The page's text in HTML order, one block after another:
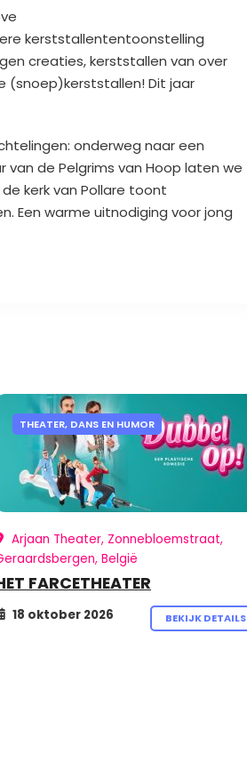
kerststallententoonstelling
creaties, kerststallen van over
(snoep)kerststallen! Dit jaar
onderweg naar een
van de Pelgrims van Hoop laten we
kerk van Pollare toont
Een warme uitnodiging voor jong
THEATER, DANS EN HUMOR
Arjaan Theater, Zonnebloemstraat,
België
FARCETHEATER
18 oktober 2026 BEKIJK DETAILS